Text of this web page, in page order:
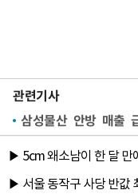
관련기사
삼성물산 안방 매출